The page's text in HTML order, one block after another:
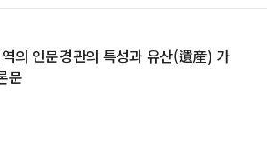
역의 인문경관의 특성과 유산(遺産) 가
문